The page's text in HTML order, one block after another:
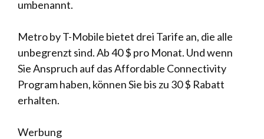
umbenannt.
Metro by T-Mobile bietet drei Tarife an, die alle
unbegrenzt sind. Ab 40 $ pro Monat. Und wenn
Sie Anspruch auf das Affordable Connectivity
Program haben, können Sie bis zu 30 $ Rabatt
erhalten.
Werbung